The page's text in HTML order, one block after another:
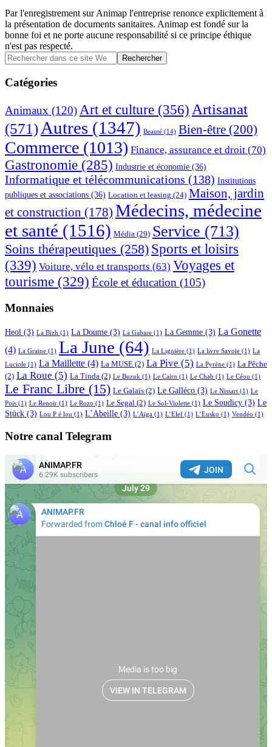
Par l'enregistrement sur Animap l'entreprise renonce explicitement à
la présentation de documents sanitaires. Animap est fondé sur la
bonne foi et ne porte aucune responsabilité si ce principe éthique
n'est pas respecté.
Barre
latérale
principale
Rechercher
dans
ce
site
Catégories
Animaux (120)Art et culture (356) Artisanat
(571) Autres (1347) Beauté (14) Bien-être (200)
Commerce (1013) Finance, assurance et droit (70)
Gastronomie (285) Industrie et économie (36)
Informatique et télécommunications (138) Institutions
publiques et associations (36) Location et leasing (24) Maison, jardin
et construction (178) Médecins, médecine
et santé (1516) Média (29) Service (713)
Soins thérapeutiques (258) Sports et loisirs
(339) Voiture, vélo et transports (63) Voyages et
tourisme (329) École et éducation (105)
Monnaies
Heol (3) La Bizh (1) La Doume (3) La Gabare (1) La Gemme (3) La Gonette
(4) La Graine (1) La June (64) La Lignière (1) La livre Savoie (1) La
Luciole (1) La Maillette (4) La MUSE (2) La Pive (5) La Pyrène (1) La Pêche
(2) La Roue (5) La Tinda (2) Le Buzuk (1) Le Cairn (1) Le Chab (1) Le Céou (1)
Le Franc Libre (15) Le Galais (2) Le Galléco (3) Le Nissart (1) Le
Pois (1) Le Renoir (1) Le Rozo (1) Le Segal (2) Le Sol-Violette (1) Le Soudicy (3) Le
Stück (3) Lou P é lou (1) L’Abeille (3) L’Aïga (1) L’Elef (1) L’Eusko (1) Vendéo (1)
Notre canal Telegram